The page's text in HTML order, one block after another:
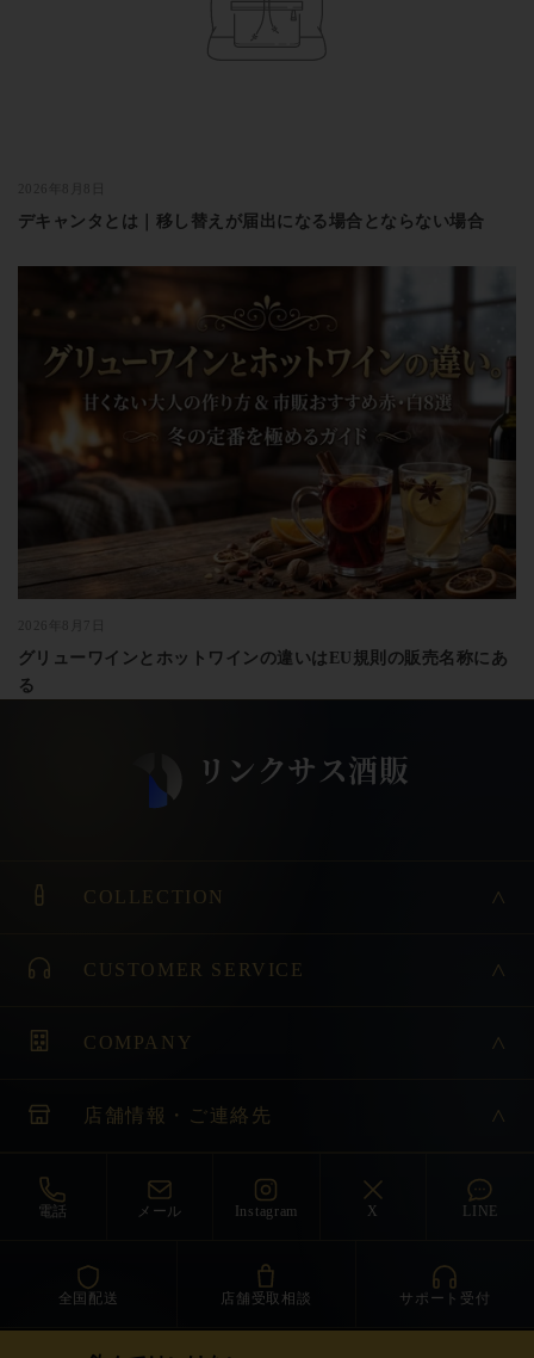
デキャンタとは｜移し替えが届出になる場合とならない場合
グリューワインとホットワインの違いはEU規則の販売名称にあ
る
COLLECTION
CUSTOMER SERVICE
COMPANY
店舗情報・ご連絡先
電話 メール Instagram X LINE
全国配送 店舗受取相談 サポート受付